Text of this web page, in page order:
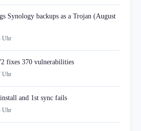
Synology backups as a Trojan (August
Uhr
fixes 370 vulnerabilities
Uhr
and 1st sync fails
Uhr